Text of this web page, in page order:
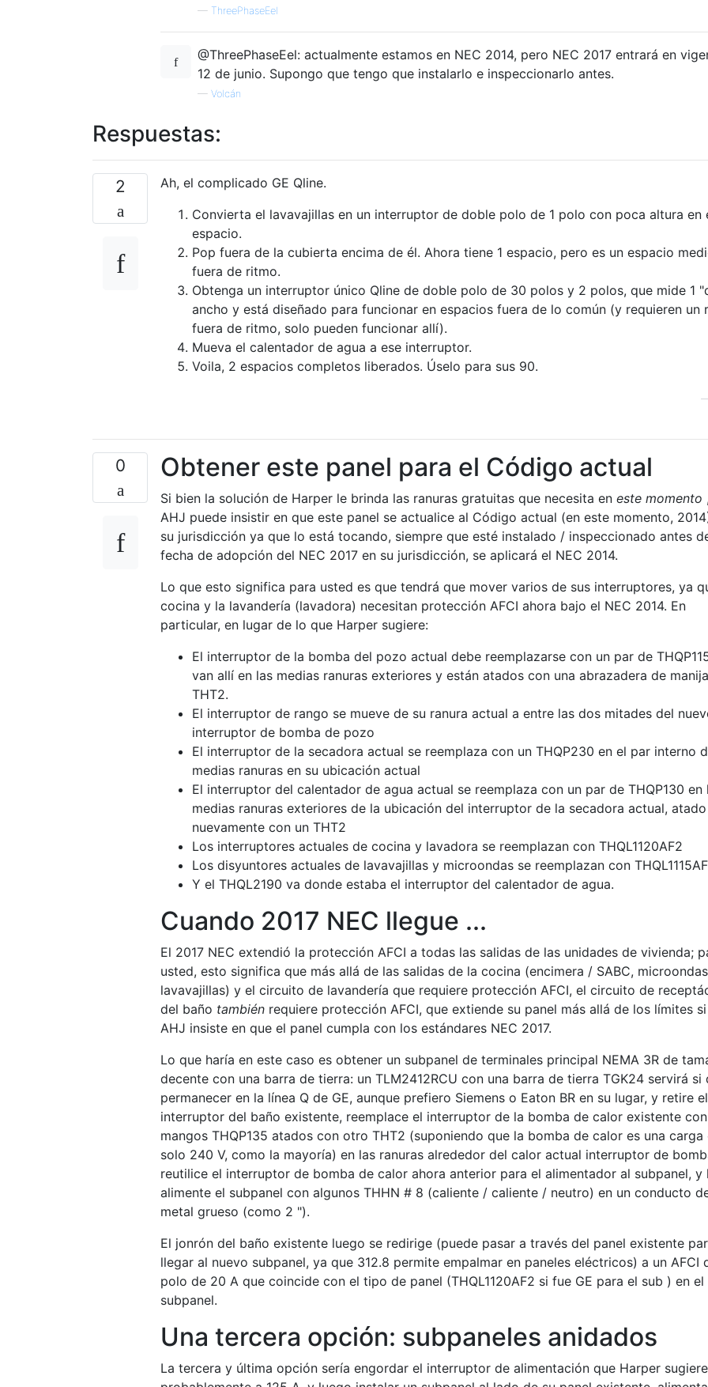
— ThreePhaseEel
@ThreePhaseEel: actualmente estamos en NEC 2014, pero NEC 2017 entrará en
12 de junio. Supongo que tengo que instalarlo e inspeccionarlo antes.
— Volcán
Respuestas:
2
Ah, el complicado GE Qline.
Convierta el lavavajillas en un interruptor de doble polo de 1 polo con poca altura en
espacio.
Pop fuera de la cubierta encima de él. Ahora tiene 1 espacio, pero es un espacio
fuera de ritmo.
Obtenga un interruptor único Qline de doble polo de 30 polos y 2 polos, que mide 1
ancho y está diseñado para funcionar en espacios fuera de lo común (y requieren un
fuera de ritmo, solo pueden funcionar allí).
Mueva el calentador de agua a ese interruptor.
Voila, 2 espacios completos liberados. Úselo para sus 90.
0 Obtener este panel para el Código actual
Si bien la solución de Harper le brinda las ranuras gratuitas que necesita en este momento
AHJ puede insistir en que este panel se actualice al Código actual (en este momento,
su jurisdicción ya que lo está tocando, siempre que esté instalado / inspeccionado antes
fecha de adopción del NEC 2017 en su jurisdicción, se aplicará el NEC 2014.
Lo que esto significa para usted es que tendrá que mover varios de sus interruptores, ya
cocina y la lavandería (lavadora) necesitan protección AFCI ahora bajo el NEC 2014. En
particular, en lugar de lo que Harper sugiere:
El interruptor de la bomba del pozo actual debe reemplazarse con un par de
van allí en las medias ranuras exteriores y están atados con una abrazadera de manija
THT2.
El interruptor de rango se mueve de su ranura actual a entre las dos mitades del
interruptor de bomba de pozo
El interruptor de la secadora actual se reemplaza con un THQP230 en el par interno
medias ranuras en su ubicación actual
El interruptor del calentador de agua actual se reemplaza con un par de THQP130 en
medias ranuras exteriores de la ubicación del interruptor de la secadora actual, atado
nuevamente con un THT2
Los interruptores actuales de cocina y lavadora se reemplazan con THQL1120AF2
Los disyuntores actuales de lavavajillas y microondas se reemplazan con
Y el THQL2190 va donde estaba el interruptor del calentador de agua.
Cuando 2017 NEC llegue ...
El 2017 NEC extendió la protección AFCI a todas las salidas de las unidades de vivienda;
usted, esto significa que más allá de las salidas de la cocina (encimera / SABC,
lavavajillas) y el circuito de lavandería que requiere protección AFCI, el circuito de
del baño también requiere protección AFCI, que extiende su panel más allá de los límites
AHJ insiste en que el panel cumpla con los estándares NEC 2017.
Lo que haría en este caso es obtener un subpanel de terminales principal NEMA 3R de
decente con una barra de tierra: un TLM2412RCU con una barra de tierra TGK24 servirá si
permanecer en la línea Q de GE, aunque prefiero Siemens o Eaton BR en su lugar, y retire el
interruptor del baño existente, reemplace el interruptor de la bomba de calor existente
mangos THQP135 atados con otro THT2 (suponiendo que la bomba de calor es una carga
solo 240 V, como la mayoría) en las ranuras alrededor del calor actual interruptor de
reutilice el interruptor de bomba de calor ahora anterior para el alimentador al subpanel, y
alimente el subpanel con algunos THHN # 8 (caliente / caliente / neutro) en un conducto
metal grueso (como 2 ").
El jonrón del baño existente luego se redirige (puede pasar a través del panel existente
llegar al nuevo subpanel, ya que 312.8 permite empalmar en paneles eléctricos) a un AFCI
polo de 20 A que coincide con el tipo de panel (THQL1120AF2 si fue GE para el sub ) en el
subpanel.
Una tercera opción: subpaneles anidados
La tercera y última opción sería engordar el interruptor de alimentación que Harper